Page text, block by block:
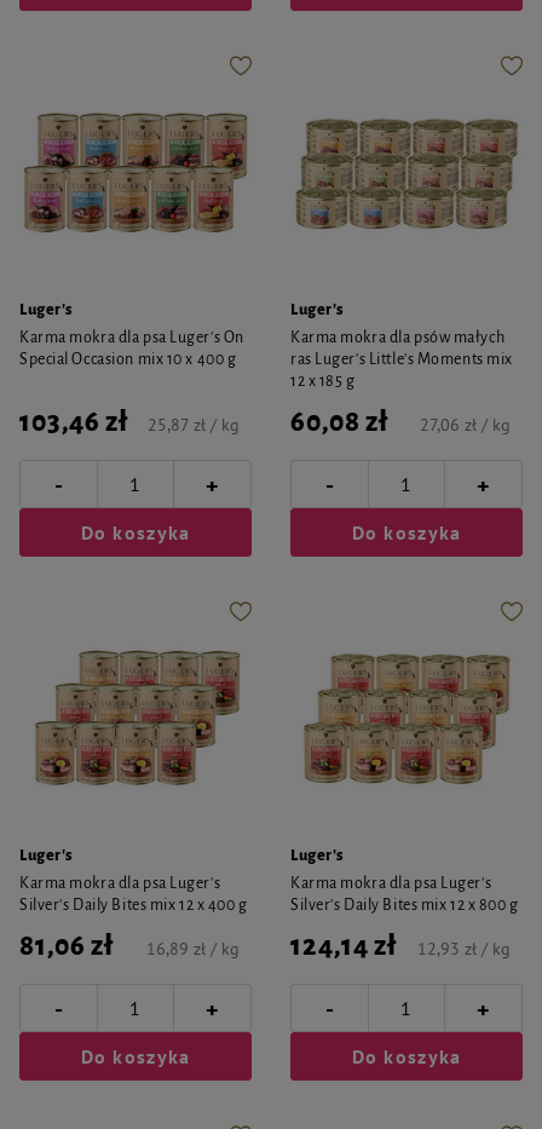
Luger's
Karma mokra dla psa Luger's On
Special Occasion mix 10 x 400 g
103,46 zł 25,87 zł / kg
- +
Do koszyka
Luger's
Karma mokra dla psów małych
ras Luger's Little's Moments mix
12 x 185 g
60,08 zł 27,06 zł / kg
- +
Do koszyka
Luger's
Karma mokra dla psa Luger's
Silver's Daily Bites mix 12 x 400 g
81,06 zł 16,89 zł / kg
- +
Do koszyka
Luger's
Karma mokra dla psa Luger's
Silver's Daily Bites mix 12 x 800 g
124,14 zł 12,93 zł / kg
- +
Do koszyka